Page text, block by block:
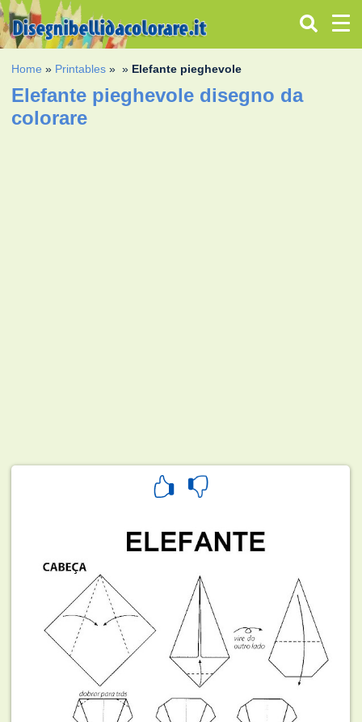
Home » Printables » » Elefante pieghevole
Elefante pieghevole disegno da
colorare